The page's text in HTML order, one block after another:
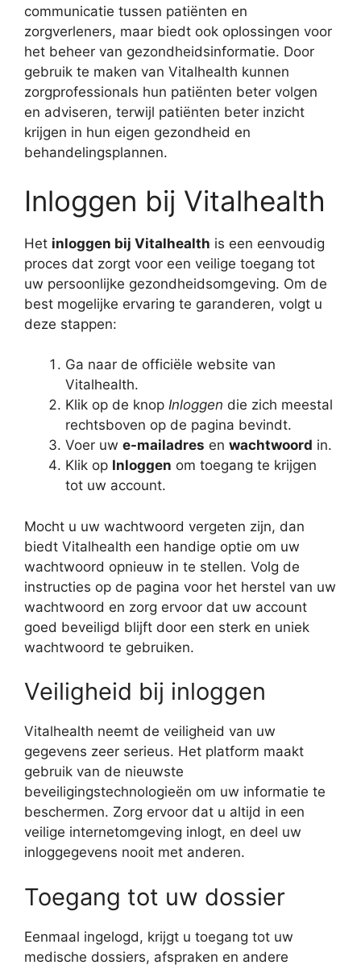
communicatie tussen patiënten en
zorgverleners, maar biedt ook oplossingen voor
het beheer van gezondheidsinformatie. Door
gebruik te maken van Vitalhealth kunnen
zorgprofessionals hun patiënten beter volgen
en adviseren, terwijl patiënten beter inzicht
krijgen in hun eigen gezondheid en
behandelingsplannen.
Inloggen bij Vitalhealth
Het inloggen bij Vitalhealth is een eenvoudig
proces dat zorgt voor een veilige toegang tot
uw persoonlijke gezondheidsomgeving. Om de
best mogelijke ervaring te garanderen, volgt u
deze stappen:
Ga naar de officiële website van
Vitalhealth.
Klik op de knop Inloggen die zich meestal
rechtsboven op de pagina bevindt.
Voer uw e-mailadres en wachtwoord in.
Klik op Inloggen om toegang te krijgen
tot uw account.
Mocht u uw wachtwoord vergeten zijn, dan
biedt Vitalhealth een handige optie om uw
wachtwoord opnieuw in te stellen. Volg de
instructies op de pagina voor het herstel van uw
wachtwoord en zorg ervoor dat uw account
goed beveiligd blijft door een sterk en uniek
wachtwoord te gebruiken.
Veiligheid bij inloggen
Vitalhealth neemt de veiligheid van uw
gegevens zeer serieus. Het platform maakt
gebruik van de nieuwste
beveiligingstechnologieën om uw informatie te
beschermen. Zorg ervoor dat u altijd in een
veilige internetomgeving inlogt, en deel uw
inloggegevens nooit met anderen.
Toegang tot uw dossier
Eenmaal ingelogd, krijgt u toegang tot uw
medische dossiers, afspraken en andere